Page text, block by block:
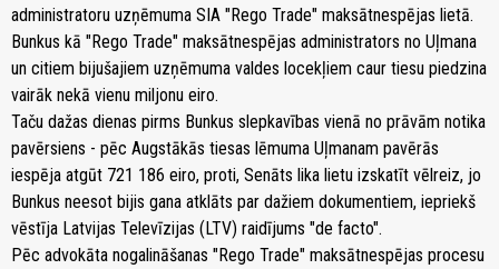
administratoru uzņēmuma SIA "Rego Trade" maksātnespējas lietā.
Bunkus kā "Rego Trade" maksātnespējas administrators no Uļmana
un citiem bijušajiem uzņēmuma valdes locekļiem caur tiesu piedzina
vairāk nekā vienu miljonu eiro.
Taču dažas dienas pirms Bunkus slepkavības vienā no prāvām notika
pavērsiens - pēc Augstākās tiesas lēmuma Uļmanam pavērās
iespēja atgūt 721 186 eiro, proti, Senāts lika lietu izskatīt vēlreiz, jo
Bunkus neesot bijis gana atklāts par dažiem dokumentiem, iepriekš
vēstīja Latvijas Televīzijas (LTV) raidījums "de facto".
Pēc advokāta nogalināšanas "Rego Trade" maksātnespējas procesu